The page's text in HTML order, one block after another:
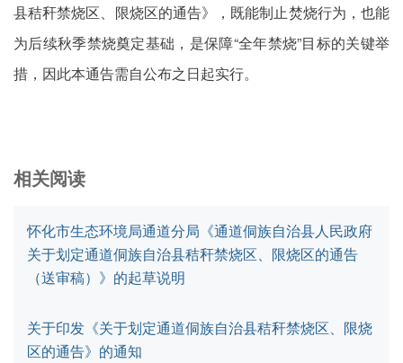
县秸秆禁烧区、限烧区的通告》，既能制止焚烧行为，也能
为后续秋季禁烧奠定基础，是保障“全年禁烧”目标的关键举
措，因此本通告需自公布之日起实行。
相关阅读
怀化市生态环境局通道分局《通道侗族自治县人民政府
关于划定通道侗族自治县秸秆禁烧区、限烧区的通告
（送审稿）》的起草说明
关于印发《关于划定通道侗族自治县秸秆禁烧区、限烧
区的通告》的通知